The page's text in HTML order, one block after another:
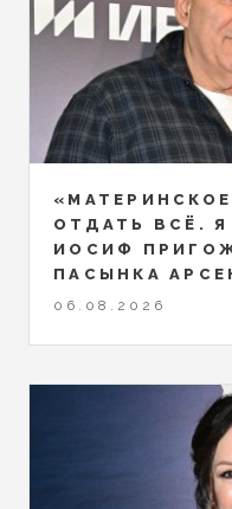
ОТДАТЬ ВСЁ.
ИОСИФ
ПАСЫНКА
06.08.2026